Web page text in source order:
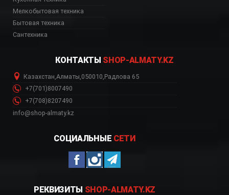
BK
Мелкобытовая техника
Бытовая техника
Сантехника
КОНТАКТЫ SHOP-ALMATY.KZ
Казахстан Алматы 050010 Радлова 65
+7(701)8007490
+7(708)8207490
info@shop-almaty.kz
СОЦИАЛЬНЫЕ СЕТИ
РЕКВИЗИТЫ SHOP-ALMATY.KZ